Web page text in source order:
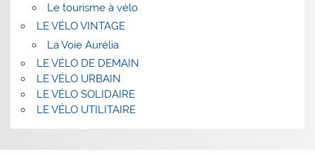
Le tourisme à vélo
LE VÉLO VINTAGE
La Voie Aurélia
LE VÉLO DE DEMAIN
LE VÉLO URBAIN
LE VÉLO SOLIDAIRE
LE VÉLO UTILITAIRE